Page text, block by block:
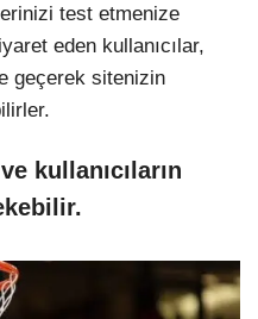
test etmenize
eden kullanıcılar,
geçerek sitenizin
kullanıcıların